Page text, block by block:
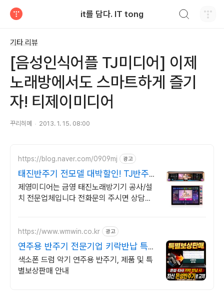
it를 담다. IT tong
기타 리뷰
[음성인식어플 TJ미디어] 이제
노래방에서도 스마트하게 즐기
자! 티제이미디어
꾸리히메 2013. 1. 15. 08:00
https://blog.naver.com/0909mj 광고
태진반주기 전모델 대박할인! TJ반주
기 첫구매고객 할인!
제영미디어는 금영 태진노래방기기 공사/설
치 전문업체입니다 전화문의 주시면 상담가
https://www.wmwin.co.kr 광고
연주용 반주기 전문기업 키락반납 특별
보상판매
색소폰 드럼 악기 연주용 반주기, 제품 및 특
별보상판매 안내